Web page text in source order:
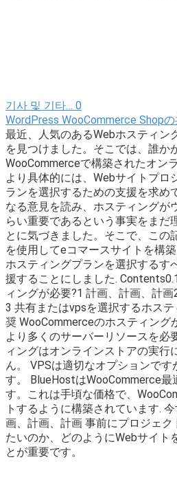
기사 및 기타… 0
WordPress WooCommerce Shop
最近、人気のあるWebホスティン
を見つけました。そこでは、誰か
WooCommerceで構築されたオン
より具体的には、Webサイトプロ
ランを選択するための支援を求め
なる意見を読み、ホスティングが
らい重要であるという事実をまだ
とに気づきました。そこで、この
を使用してeコマースサイトを構
ホスティングプランを選択するす
援することにしました.
ィングが必要?1 計画、計画、計
3 共有またはvpsを選択するホス
奨 WooCommerceのホスティング
より多くのサーバーリソースを必
ィングはオンラインストアの実行
ん。 VPSは適切なオプションです
す。 BlueHostはWooCommerce最
す。これは手頃な価格で、
トするように構築されています.
画、計画、計画 事前にプロジェ
たいのか、どのようにWebサイト
とが重要です。